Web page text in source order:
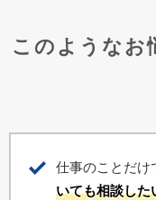
このようなお
仕事のことだけ
いても相談した